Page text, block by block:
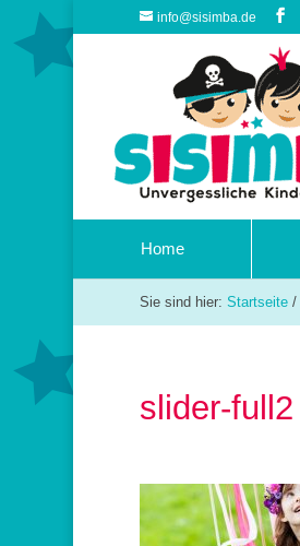
info@sisimba.de
Home
Sie sind hier: Startseite/
slider-full2